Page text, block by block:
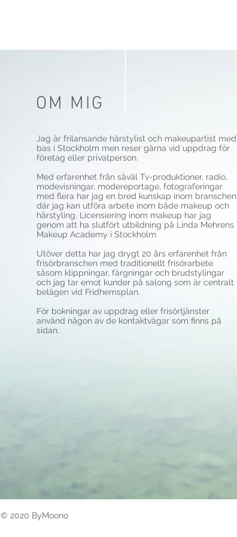
OM MIG
Jag är frilansande hårstylist och makeupartist med
bas i Stockholm men reser gärna vid uppdrag för
företag eller privatperson.
​Med erfarenhet från såväl Tv-produktioner, radio,
modevisningar, modereportage, fotograferingar
med flera har jag en bred kunskap inom branschen
där jag kan utföra arbete inom både makeup och
hårstyling. Licensiering inom makeup har jag
genom att ha slutfört utbildning på Linda Mehrens
Makeup Academy i Stockholm.
Utöver detta har jag drygt 20 års erfarenhet från
frisörbranschen med traditionellt frisörarbete
såsom klippningar, färgningar och brudstylingar
och jag tar emot kunder på salong som är centralt
belägen vid Fridhemsplan.
För bokningar av uppdrag eller frisörtjänster
använd någon av de kontaktvägar som finns på
sidan.
© 2020 ByMoono